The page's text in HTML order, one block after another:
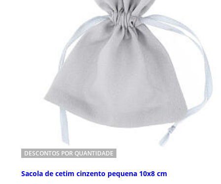
DESCONTOS POR QUANTIDADE
Sacola de cetim cinzento pequena 10x8 cm